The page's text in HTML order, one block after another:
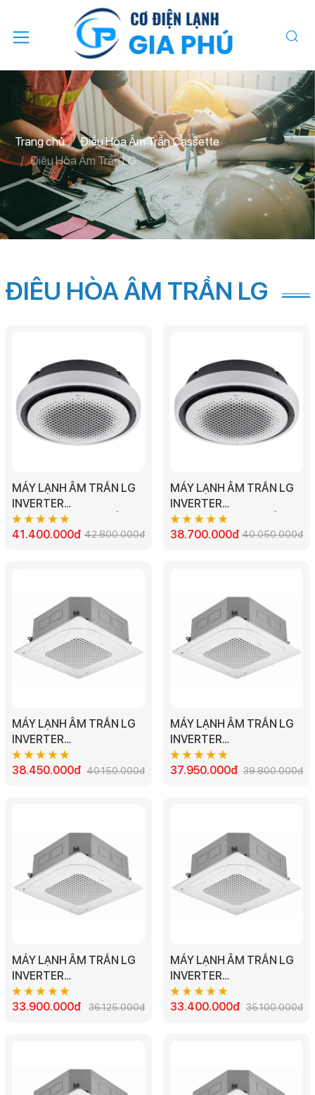
Trang chủ
Điều Hòa Âm Trần Cassette
Điêu Hòa Âm Trần LG
ĐIÊU HÒA ÂM TRẦN LG
MÁY LẠNH ÂM TRẦN LG
INVERTER
ZTNQ48GYLA0 THỔI
360 ĐỘ-5.0HP
41.400.000đ 42.800.000đ
MÁY LẠNH ÂM TRẦN LG
INVERTER
ZTNQ36GYLA0 THỔI
360 ĐỘ - 4.0HP
38.700.000đ 40.050.000đ
MÁY LẠNH ÂM TRẦN LG
INVERTER
ZTNQ48LMLA0/ZUAD3
4 HƯỚNG THỔI 3PHA -
38.450.000đ 40.150.000đ
MÁY LẠNH ÂM TRẦN LG
INVERTER
ZTNQ48GMLA0/ZUAD1 -
5.0HP 4 HƯỚNG THỔI 1
37.950.000đ 39.800.000đ
MÁY LẠNH ÂM TRẦN LG
INVERTER
ZTNQ36LNLA0/ZUAD3 4
HƯỚNG THỔI 3 PHA -
33.900.000đ 36.125.000đ
MÁY LẠNH ÂM TRẦN LG
INVERTER
ZTNQ36GNLA0/ZUAD1 4
HƯỚNG THỔI 1 PHA -
33.400.000đ 35.100.000đ